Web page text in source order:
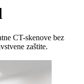
CT-skenove bez
zaštite.